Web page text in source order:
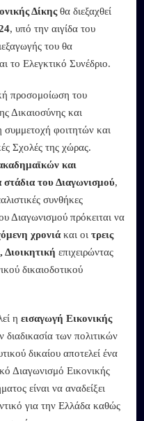
Δίκηςθα διεξαχθεί
, υπό την αιγίδα του
του θα
το Ελεγκτικό Συνέδριο.
προσομοίωση του
Δικαιοσύνης και
συμμετοχή φοιτητών και
Σχολές της χώρας.
και
στάδια του Διαγωνισμού,
συνθήκες
Διαγωνισμού πρόκειται να
χρονιάκαι οιτρεις
Διοικητικήεπιχειρώντας
δικαιοδοτικού
ηεισαγωγή Εικονικής
διαδικασία των πολιτικών
δικαίου αποτελεί ένα
Διαγωνισμό Εικονικής
είναι να αναδείξει
για την Ελλάδα καθώς